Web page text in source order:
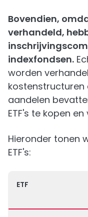
Bovendien,
verhandeld,
indexfondsen.
worden
kostenstructuren
aandelen
ETF's te kopen
Hieronder tonen
ETF's:
ETF